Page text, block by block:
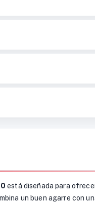
está diseñada para
un buen agarre con